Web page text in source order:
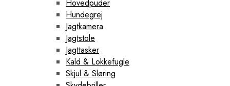
Hovedpuder
Hundegrej
Jagtkamera
Jagtstole
Jagttasker
Kald & Lokkefugle
Skjul & Sløring